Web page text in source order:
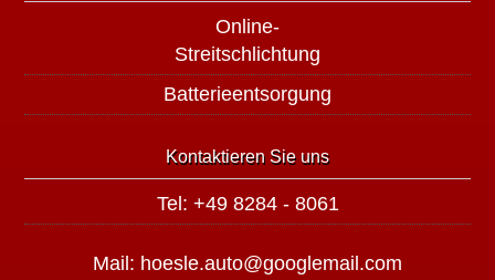
Online-
Streitschlichtung
Batterieentsorgung
Kontaktieren Sie uns
Tel: +49 8284 - 8061
Mail: hoesle.auto@googlemail.com